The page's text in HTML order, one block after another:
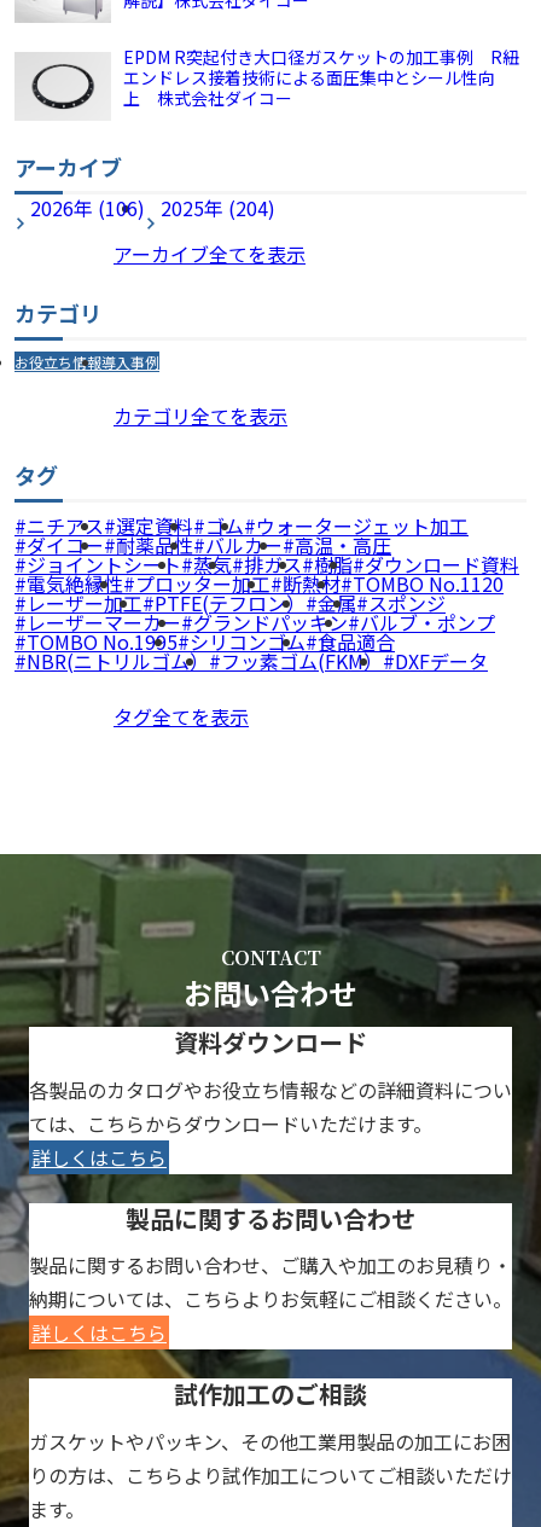
EPDM R突起付き大口径ガスケットの加工事例 R紐
エンドレス接着技術による面圧集中とシール性向
上 株式会社ダイコー
アーカイブ
2026年 (106)
2025年 (204)
アーカイブ全てを表示
カテゴリ
お役立ち情報導入事例
カテゴリ全てを表示
タグ
ニチアス 選定資料 ゴム ウォータージェット加工
ダイコー 耐薬品性 バルカー 高温・高圧
ジョイントシート 蒸気 排ガス 樹脂 ダウンロード資料
電気絶縁性 プロッター加工 断熱材 TOMBO No.1120
レーザー加工 PTFE(テフロン） 金属 スポンジ
レーザーマーカー グランドパッキン バルブ・ポンプ
TOMBO No.1995 シリコンゴム 食品適合
NBR(ニトリルゴム） フッ素ゴム(FKM） DXFデータ
タグ全てを表示
CONTACT
お問い合わせ
資料ダウンロード
各製品のカタログやお役立ち情報などの詳細資料につい
ては、こちらからダウンロードいただけます。
詳しくはこちら
製品に関するお問い合わせ
製品に関するお問い合わせ、ご購入や加工のお見積り・
納期については、こちらよりお気軽にご相談ください。
詳しくはこちら
試作加工のご相談
ガスケットやパッキン、その他工業用製品の加工にお困
りの方は、こちらより試作加工についてご相談いただけ
ます。